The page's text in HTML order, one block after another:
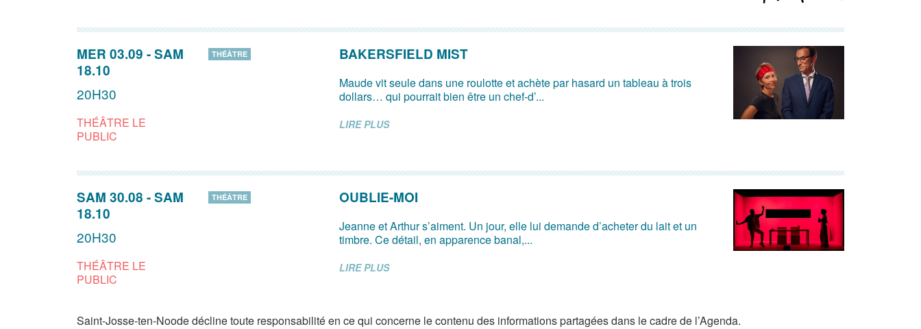
MER 03.09 -SAM
18.10
20H30
THÉÂTRE LE
PUBLIC
THÉÂTRE BAKERSFIELD MIST
Maude vit seule dans une roulotte et achète par hasard un tableau à trois
dollars… qui pourrait bien être un chef-d’...
LIRE PLUS
SAM 30.08 -SAM
18.10
20H30
THÉÂTRE LE
PUBLIC
THÉÂTRE OUBLIE-MOI
Jeanne et Arthur s’aiment. Un jour, elle lui demande d’acheter du lait et un
timbre. Ce détail, en apparence banal,...
LIRE PLUS
Saint-Josse-ten-Noode décline toute responsabilité en ce qui concerne le contenu des informations partagées dans le cadre de l’Agenda.